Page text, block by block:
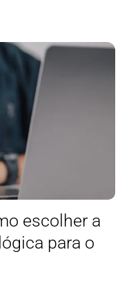
escolher a
para o